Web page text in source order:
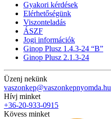
Gyakori kérdések
Elérhetőségünk
Viszonteladás
ÁSZF
Jogi információk
Ginop Plusz 1.4.3-24 “B”
Ginop Plusz 2.1.3-24
Üzenj nekünk
vaszonkep@vaszonkepnyomda.hu
Hívj minket
+36-20-933-0915
Kövess minket